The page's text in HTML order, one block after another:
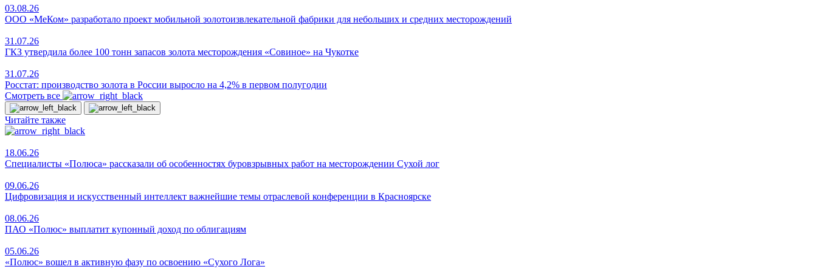
03.08.26
ООО «МеКом» разработало проект мобильной золотоизвлекательной фабрики для небольших и средних месторождений
31.07.26
ГКЗ утвердила более 100 тонн запасов золота месторождения «Совиное» на Чукотке
31.07.26
Росстат: производство золота в России выросло на 4,2% в первом полугодии
Смотреть все
Читайте также
18.06.26
Специалисты «Полюса» рассказали об особенностях буровзрывных работ на месторождении Сухой лог
09.06.26
Цифровизация и искусственный интеллект важнейшие темы отраслевой конференции в Красноярске
08.06.26
ПАО «Полюс» выплатит купонный доход по облигациям
05.06.26
«Полюс» вошел в активную фазу по освоению «Сухого Лога»